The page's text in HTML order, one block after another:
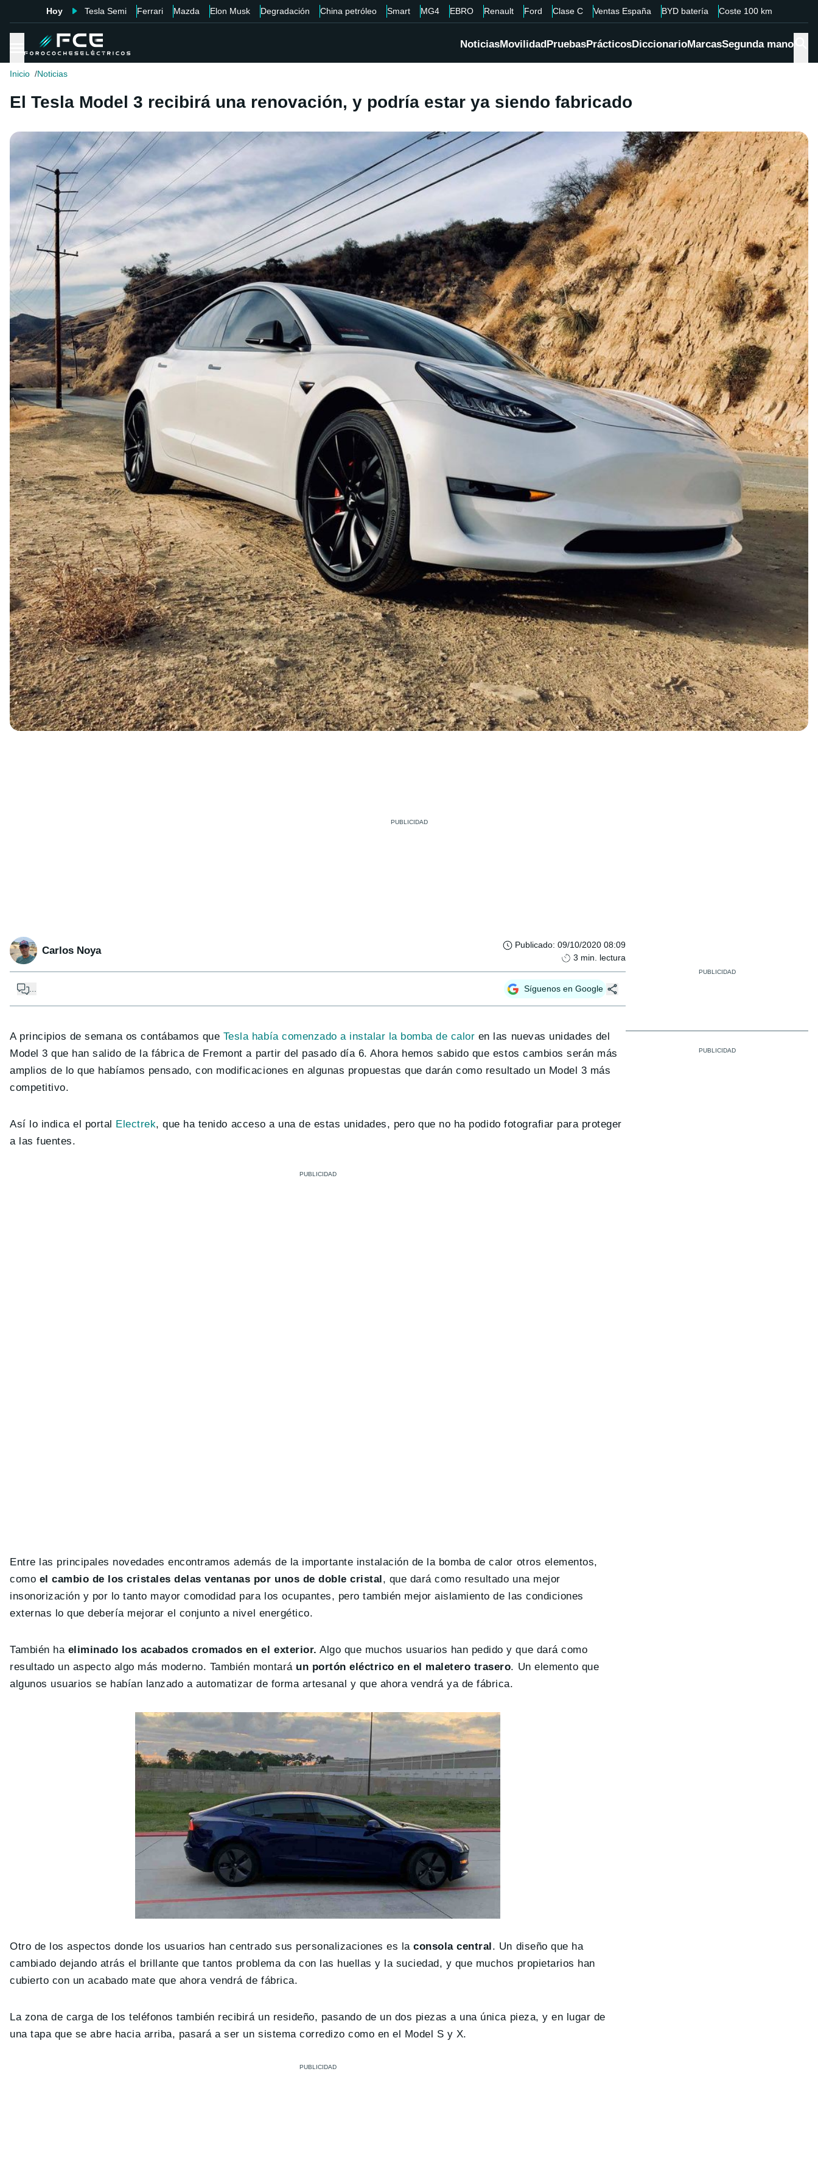
Hoy Tesla Semi Ferrari Mazda Elon Musk Degradación China petróleo Smart MG4 EBRO Renault Ford Clase C Ventas España BYD batería Coste 100 km
NoticiasMovilidadPruebasPrácticosDiccionarioMarcasSegunda mano
Inicio Noticias
El Tesla Model 3 recibirá una renovación, y podría estar ya siendo fabricado
Carlos Noya Publicado: 09/10/2020 08:09
3 min. lectura
Síguenos en Google
A principios de semana os contábamos que Tesla había comenzado a instalar la bomba de calor en las nuevas unidades del
Model 3 que han salido de la fábrica de Fremont a partir del pasado día 6. Ahora hemos sabido que estos cambios serán más
amplios de lo que habíamos pensado, con modificaciones en algunas propuestas que darán como resultado un Model 3 más
competitivo.
Así lo indica el portal Electrek, que ha tenido acceso a una de estas unidades, pero que no ha podido fotografiar para proteger
a las fuentes.
Entre las principales novedades encontramos además de la importante instalación de la bomba de calor otros elementos,
como el cambio de los cristales delas ventanas por unos de doble cristal, que dará como resultado una mejor
insonorización y por lo tanto mayor comodidad para los ocupantes, pero también mejor aislamiento de las condiciones
externas lo que debería mejorar el conjunto a nivel energético.
También ha eliminado los acabados cromados en el exterior. Algo que muchos usuarios han pedido y que dará como
resultado un aspecto algo más moderno. También montará un portón eléctrico en el maletero trasero. Un elemento que
algunos usuarios se habían lanzado a automatizar de forma artesanal y que ahora vendrá ya de fábrica.
Otro de los aspectos donde los usuarios han centrado sus personalizaciones es laconsola central. Un diseño que ha
cambiado dejando atrás el brillante que tantos problema da con las huellas y la suciedad, y que muchos propietarios han
cubierto con un acabado mate que ahora vendrá de fábrica.
La zona de carga de los teléfonos también recibirá un resideño, pasando de un dos piezas a una única pieza, y en lugar de
una tapa que se abre hacia arriba, pasará a ser un sistema corredizo como en el Model S y X.